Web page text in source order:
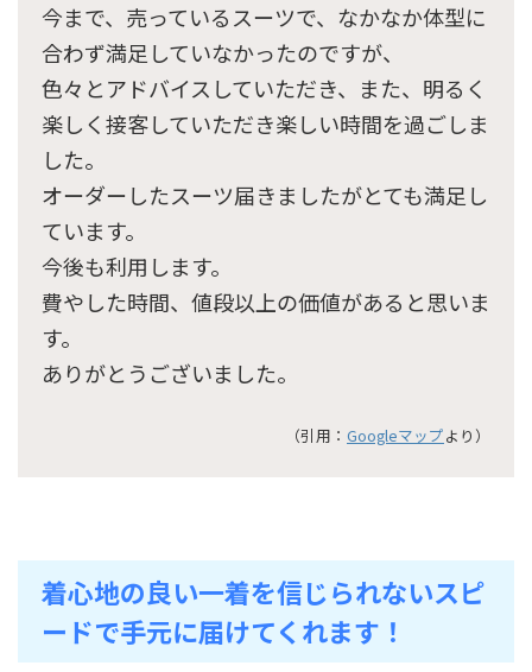
今まで、売っているスーツで、なかなか体型に
合わず満足していなかったのですが、
色々とアドバイスしていただき、また、明るく
楽しく接客していただき楽しい時間を過ごしま
した。
オーダーしたスーツ届きましたがとても満足し
ています。
今後も利用します。
費やした時間、値段以上の価値があると思いま
す。
ありがとうございました。
（引用： Googleマップより）
着心地の良い一着を信じられないスピ
ードで手元に届けてくれます！